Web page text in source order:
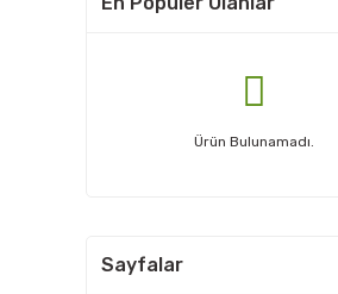
Ürün Bulunamadı.
Sayfalar